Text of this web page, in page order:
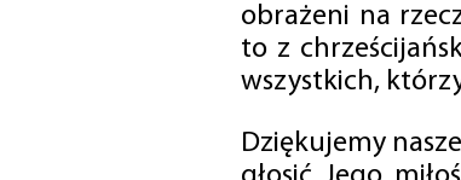
obrażeni na
to z
wszystkich,
Dziękujemy